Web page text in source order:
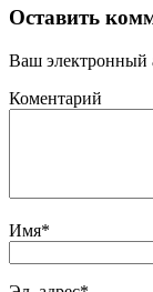
Оставить
Ваш электронный
Коментарий
Имя*